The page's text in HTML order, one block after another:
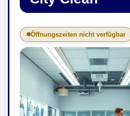
Öffnungszeiten nicht verfügbar